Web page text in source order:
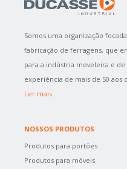
Somos uma organização
fabricação de ferragens, que
para a indústria moveleira e de
experiência de mais de 50 aos
Ler mais
NOSSOS PRODUTOS
Produtos para portões
Produtos para móveis